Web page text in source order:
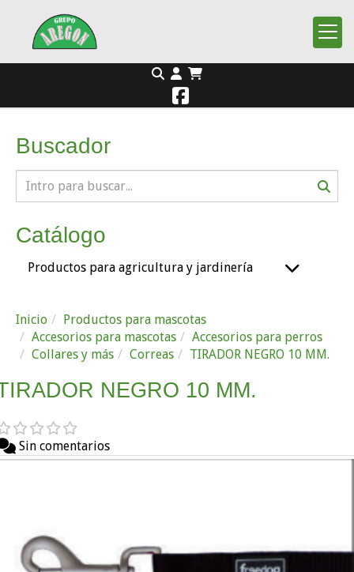
Buscador
Catálogo
Productos para agricultura y jardinería
Inicio
Productos para mascotas
Accesorios para mascotas
Accesorios para perros
Collares y más
Correas TIRADOR NEGRO 10 MM.
NEGRO 10 MM.
Sin comentarios